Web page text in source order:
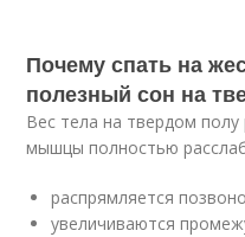
Почему спать на
полезный сон на
Вес тела на твердом
мышцы полностью
распрямляется
увеличиваются